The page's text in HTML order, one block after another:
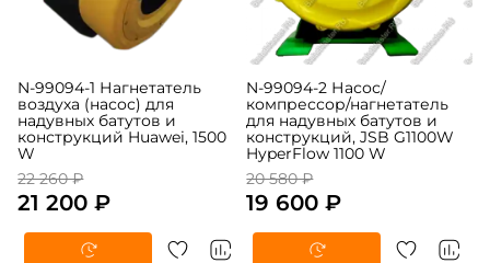
N-99094-1 Нагнетатель
воздуха (насос) для
надувных батутов и
конструкций Huawei, 1500
W
22 260 ₽
21 200 ₽
N-99094-2 Насос/
компрессор/нагнетатель
для надувных батутов и
конструкций, JSB G1100W
HyperFlow 1100 W
20 580 ₽
19 600 ₽